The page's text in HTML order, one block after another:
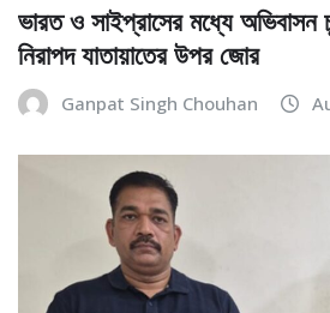
ভারত ও সাইপ্রাসের মধ্যে
নিরাপদ যাতায়াতের উপর জোর
Ganpat Singh Chouhan